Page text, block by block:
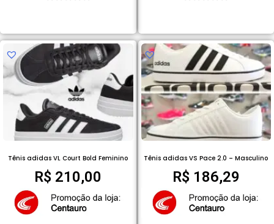
Tênis adidas VL Court Bold Feminino
R$ 210,00
Tênis adidas VS Pace 2.0 – Masculino
R$ 186,29